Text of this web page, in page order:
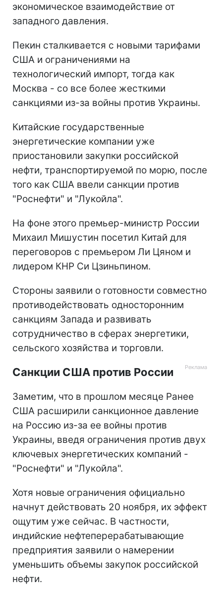
экономическое взаимодействие от
западного давления.
Пекин сталкивается с новыми тарифами
США и ограничениями на
технологический импорт, тогда как
Москва - со все более жесткими
санкциями из-за войны против Украины.
Китайские государственные
энергетические компании уже
приостановили закупки российской
нефти, транспортируемой по морю, после
того как США ввели санкции против
"Роснефти" и "Лукойла".
На фоне этого премьер-министр России
Михаил Мишустин посетил Китай для
переговоров с премьером Ли Цяном и
лидером КНР Си Цзиньпином.
Стороны заявили о готовности совместно
противодействовать односторонним
санкциям Запада и развивать
сотрудничество в сферах энергетики,
сельского хозяйства и торговли.
Санкции США против России
Заметим, что в прошлом месяце Ранее
США расширили санкционное давление
на Россию из-за ее войны против
Украины, введя ограничения против двух
ключевых энергетических компаний -
"Роснефти" и "Лукойла".
Хотя новые ограничения официально
начнут действовать 20 ноября, их эффект
ощутим уже сейчас. В частности,
индийские нефтеперерабатывающие
предприятия заявили о намерении
уменьшить объемы закупок российской
нефти.